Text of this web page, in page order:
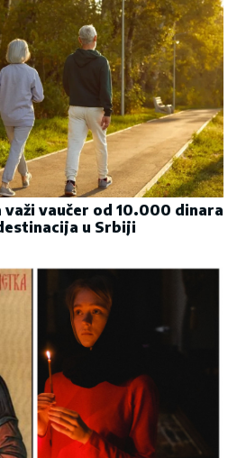
važi vaučer od 10.000 dinara
u Srbiji